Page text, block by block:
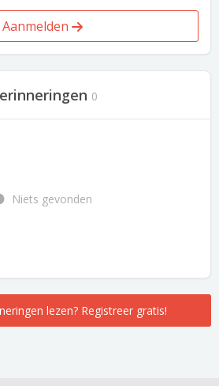
Aanmelden
0
Niets gevonden
lezen? Registreer gratis!